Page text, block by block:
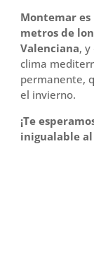
Montemar
metros de
Valenciana,
clima
permanente,
el invierno.
¡Te
inigualable